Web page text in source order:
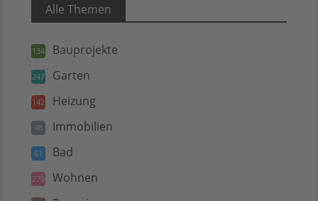
Alle Themen
134 Bauprojekte
247 Garten
142 Heizung
48 Immobilien
61 Bad
279 Wohnen